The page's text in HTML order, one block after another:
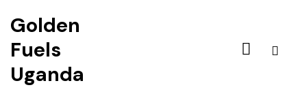
Golden
Fuels
Uganda